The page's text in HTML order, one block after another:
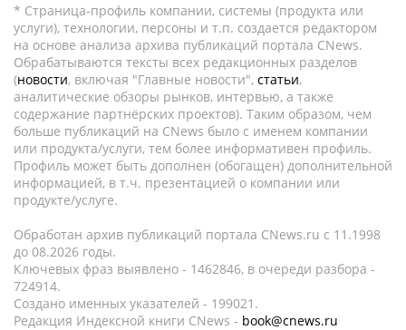
* Страница-профиль компании, системы (продукта или
услуги), технологии, персоны и т.п. создается редактором
на основе анализа архива публикаций портала CNews.
Обрабатываются тексты всех редакционных разделов
(новости, включая "Главные новости", статьи,
аналитические обзоры рынков, интервью, а также
содержание партнёрских проектов). Таким образом, чем
больше публикаций на CNews было с именем компании
или продукта/услуги, тем более информативен профиль.
Профиль может быть дополнен (обогащен) дополнительной
информацией, в т.ч. презентацией о компании или
продукте/услуге.
Обработан архив публикаций портала CNews.ru c 11.1998
до 08.2026 годы.
Ключевых фраз выявлено - 1462846, в очереди разбора -
724914.
Создано именных указателей - 199021.
Редакция Индексной книги CNews - book@cnews.ru